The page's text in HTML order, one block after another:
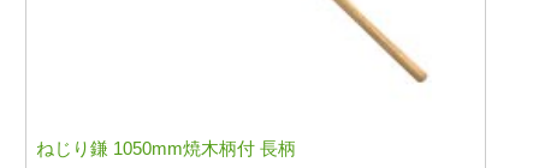
ねじり鎌 1050mm焼木柄付 長柄